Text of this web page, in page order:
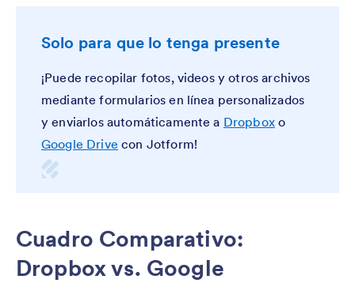
Solo para que lo tenga presente
¡Puede recopilar fotos, videos y otros archivos
mediante formularios en línea personalizados
y enviarlos automáticamente a Dropboxo
Google Drive con Jotform!
Cuadro Comparativo:
Dropbox vs. Google